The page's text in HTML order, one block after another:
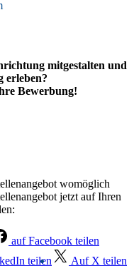
mitgestalten und
erleben?
Bewerbung!
womöglich
jetzt auf Ihren
auf Facebook teilen
teilen
Auf X teilen